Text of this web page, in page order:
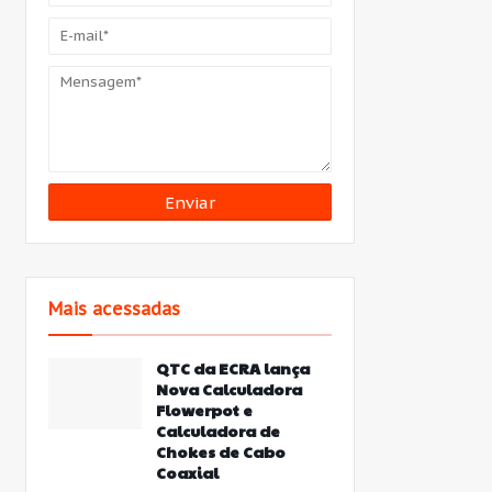
Mais acessadas
QTC da ECRA lança
Nova Calculadora
Flowerpot e
Calculadora de
Chokes de Cabo
Coaxial